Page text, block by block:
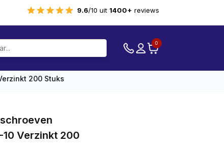
9.6/10 uit 1400+ reviews
0
200 Stuks
Verzinkt 200